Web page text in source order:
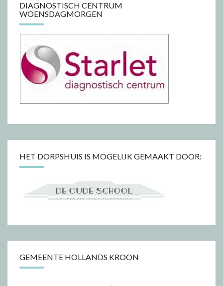
DIAGNOSTISCH CENTRUM
WOENSDAGMORGEN
HET DORPSHUIS IS MOGELIJK GEMAAKT DOOR:
GEMEENTE HOLLANDS KROON